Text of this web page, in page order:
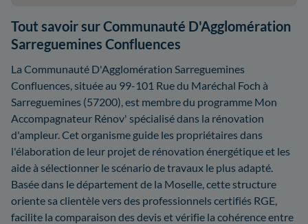
Tout savoir sur Communauté D'Agglomération
Sarreguemines Confluences
La Communauté D'Agglomération Sarreguemines
Confluences, située au 99-101 Rue du Maréchal Foch à
Sarreguemines (57200), est membre du programme Mon
Accompagnateur Rénov' spécialisé dans la rénovation
d'ampleur. Cet organisme guide les propriétaires dans
l'élaboration de leur projet de rénovation énergétique et les
aide à sélectionner le scénario de travaux le plus adapté.
Basée dans le département de la Moselle, cette structure
oriente sa clientèle vers des professionnels certifiés RGE,
facilite la comparaison des devis et vérifie la cohérence entre